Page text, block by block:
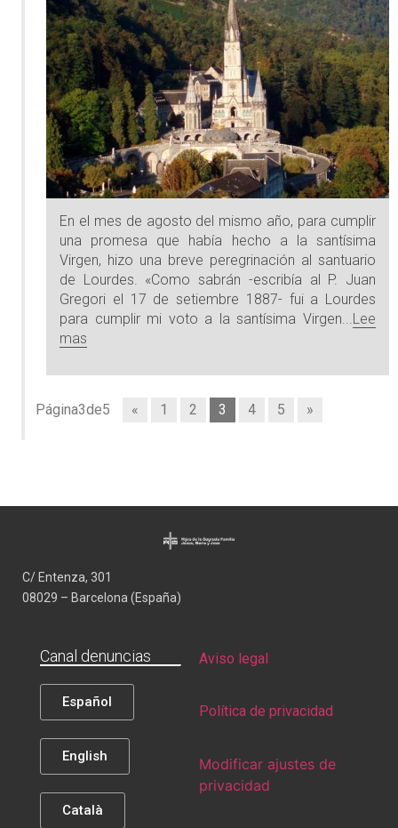
En el mes de agosto del mismo año, para cumplir
una promesa que había hecho a la santísima
Virgen, hizo una breve peregrinación al santuario
de Lourdes. «Como sabrán -escribía al P. Juan
Gregori el 17 de setiembre 1887- fui a Lourdes
para cumplir mi voto a la santísima Virgen...Lee
mas
Página3de5 « 1 2 3 4 5 »
C/ Entenza, 301
08029 – Barcelona (España)
Canal denuncias
Español
English
Català
Aviso legal
Política de privacidad
Modificar ajustes de
privacidad